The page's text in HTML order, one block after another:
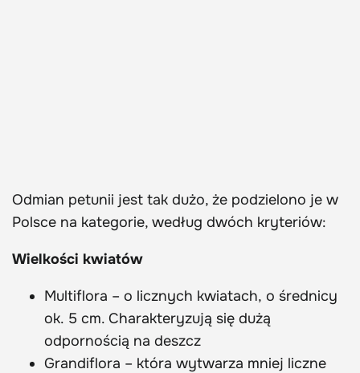
Odmian petunii jest tak dużo, że podzielono je w
Polsce na kategorie, według dwóch kryteriów:
Wielkości kwiatów
Multiflora – o licznych kwiatach, o średnicy
ok. 5 cm. Charakteryzują się dużą
odpornością na deszcz
Grandiflora – która wytwarza mniej liczne